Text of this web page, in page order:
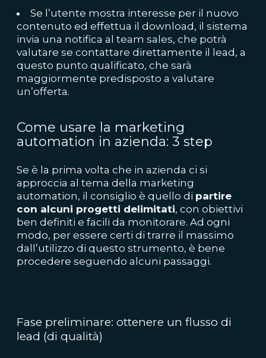
Se l’utente mostra interesse per il nuovo
contenuto ed effettua il download, il sistema
invia una notifica al team sales, che potrà
valutare se contattare direttamente il lead, a
questo punto qualificato, che sarà
maggiormente predisposto a valutare
un’offerta.
Come usare la marketing
automation in azienda: 3 step
Se è la prima volta che in azienda ci si
approccia al tema della marketing
automation, il consiglio è quello di partire
con alcuni progetti delimitati, con obiettivi
ben definiti e facili da monitorare. Ad ogni
modo, per essere certi di trarre il massimo
dall’utilizzo di questo strumento, è bene
procedere seguendo alcuni passaggi.
Fase preliminare: ottenere un flusso di
lead (di qualità)